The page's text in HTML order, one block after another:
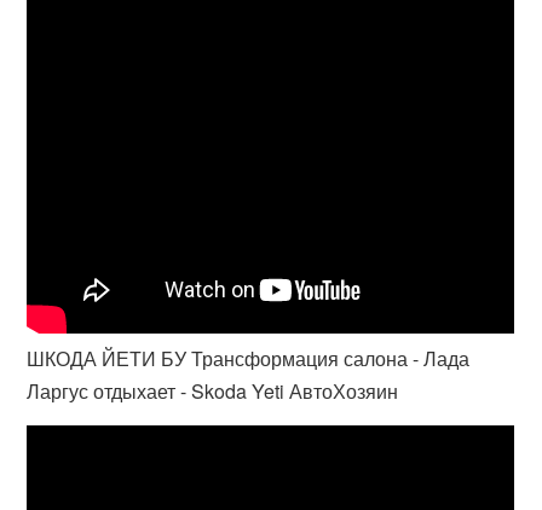
ШКОДА ЙЕТИ БУ Трансформация салона - Лада
Ларгус отдыхает - Skoda Yeti АвтоХозяин